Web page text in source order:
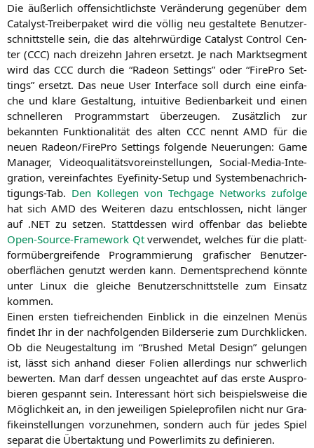
Die äußer­lich offen­sicht­lichs­te Ver­än­de­rung gegen­über dem
Cata­lyst-Trei­ber­pa­ket wird die völ­lig neu gestal­te­te Benut­zer­
schnitt­stel­le sein, die das alt­ehr­wür­di­ge Cata­lyst Con­trol Cen­
ter (CCC) nach drei­zehn Jah­ren ersetzt. Je nach Markt­seg­ment
wird das CCC durch die “Rade­on Set­tings” oder “Fire­Pro Set­
tings” ersetzt. Das neue User Inter­face soll durch eine ein­fa­
che und kla­re Gestal­tung, intui­ti­ve Bedien­bar­keit und einen
schnel­le­ren Pro­gramm­start über­zeu­gen. Zusätz­lich zur
bekann­ten Funk­tio­na­li­tät des alten CCCnenntAMD für die
neu­en Radeon/FirePro Set­tings fol­gen­de Neue­run­gen: Game
Mana­ger, Video­qua­li­täts­vor­ein­stel­lun­gen, Social-Media-Inte­
gra­ti­on, ver­ein­fach­tes Eye­fi­ni­ty-Set­up und Sys­tem­be­nach­rich­
ti­gungs-Tab. Den Kol­le­gen von Tech­ga­ge Net­works zufol­ge
hat sich AMD des Wei­te­ren dazu ent­schlos­sen, nicht län­ger
auf .NETzu set­zen. Statt­des­sen wird offen­bar das belieb­te
Open-Source-Frame­work Qtver­wen­det, wel­ches für die platt­
form­über­grei­fen­de Pro­gram­mie­rung gra­fi­scher Benut­zer­
ober­flä­chen genutzt wer­den kann. Dem­entspre­chend könn­te
unter Linux die glei­che Benut­zer­schnitt­stel­le zum Ein­satz
kommen.
Einen ers­ten tief­rei­chen­den Ein­blick in die ein­zel­nen Menüs
fin­det Ihr in der nach­fol­gen­den Bil­der­se­rie zum Durch­kli­cken.
Ob die Neu­ge­stal­tung im “Brushed Metal Design” gelun­gen
ist, lässt sich anhand die­ser Foli­en aller­dings nur schwer­lich
bewer­ten. Man darf des­sen unge­ach­tet auf das ers­te Aus­pro­
bie­ren gespannt sein. Inter­es­sant hört sich bei­spiels­wei­se die
Mög­lich­keit an, in den jewei­li­gen Spie­le­pro­fi­len nicht nur Gra­
fik­ein­stel­lun­gen vor­zu­neh­men, son­dern auch für jedes Spiel
sepa­rat die Über­tak­tung und Power­li­mits zu definieren.